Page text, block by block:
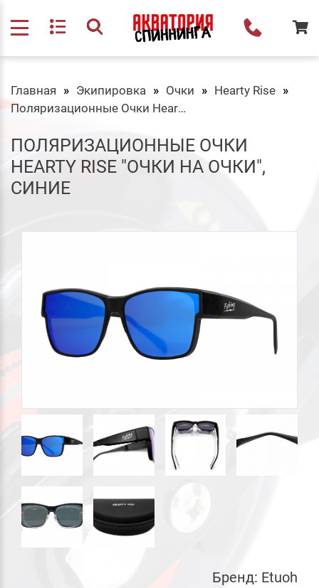
Главная Экипировка Очки
Hearty Rise
Поляризационные Очки Hearty Rise "очки на очки", синие
ПОЛЯРИЗАЦИОННЫЕ ОЧКИ
HEARTY RISE "ОЧКИ НА ОЧКИ",
СИНИЕ
Бренд: Etuoh